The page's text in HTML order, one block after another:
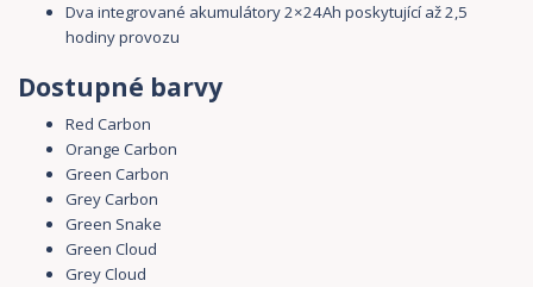
Dva integrované akumulátory 2×24Ah poskytující až 2,5
hodiny provozu
Dostupné barvy
Red Carbon
Orange Carbon
Green Carbon
Grey Carbon
Green Snake
Green Cloud
Grey Cloud